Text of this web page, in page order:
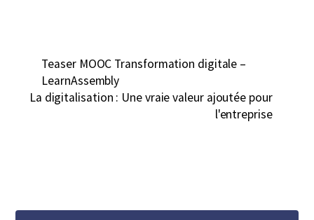
Teaser MOOC Transformation digitale –
LearnAssembly
La digitalisation : Une vraie valeur ajoutée pour
l'entreprise